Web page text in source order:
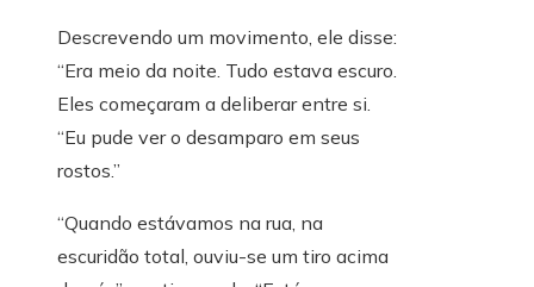
Descrevendo um movimento, ele disse:
“Era meio da noite. Tudo estava escuro.
Eles começaram a deliberar entre si.
“Eu pude ver o desamparo em seus
rostos.”
“Quando estávamos na rua, na
escuridão total, ouviu-se um tiro acima